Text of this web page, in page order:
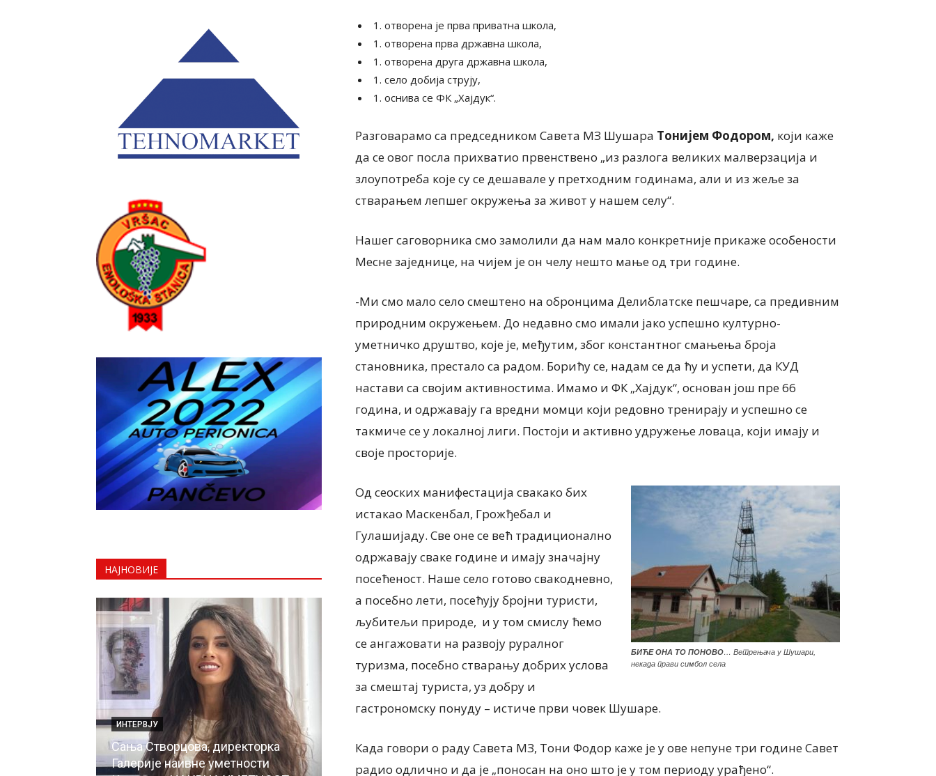
отворена је прва приватна школа,
отворена прва државна школа,
отворена друга државна школа,
село добија струју,
оснива се ФК „Хајдук“.
Разговарамо са председником Савета МЗ Шушара Тонијем Фодором, који каже
да се овог посла прихватио првенствено „из разлога великих малверзација и
злоупотреба које су се дешавале у претходним годинама, али и из жеље за
стварањем лепшег окружења за живот у нашем селу“.
Нашег саговорника смо замолили да нам мало конкретније прикаже особености
Месне заједнице, на чијем је он челу нешто мање од три године.
-Ми смо мало село смештено на обронцима Делиблатске пешчаре, са предивним
природним окружењем. До недавно смо имали јако успешно културно-
уметничко друштво, које је, међутим, због константног смањења броја
становника, престало са радом. Борићу се, надам се да ћу и успети, да КУД
настави са својим активностима. Имамо и ФК „Хајдук“, основан још пре 66
година, и одржавају га вредни момци који редовно тренирају и успешно се
такмиче се у локалној лиги. Постоји и активно удружење ловаца, који имају и
своје просторије.
БИЋЕ ОНА ТО ПОНОВО… Ветрењача у Шушари,
некада прави симбол села
Од сеоских манифестација свакако бих
истакао Маскенбал, Грожђебал и
Гулашијаду. Све оне се већ традиционално
одржавају сваке године и имају значајну
посећеност. Наше село готово свакодневно,
а посебно лети, посећују бројни туристи,
љубитељи природе, и у том смислу ћемо
се ангажовати на развоју руралног
туризма, посебно стварању добрих услова
за смештај туриста, уз добру и
гастрономску понуду – истиче први човек Шушаре.
Када говори о раду Савета МЗ, Тони Фодор каже је у ове непуне три године Савет
радио одлично и да је „поносан на оно што је у том периоду урађено“.
НАЈНОВИЈЕ
ИНТЕРВЈУ
Сања Створцова, директорка
Галерије наивне уметности
Почели радови на изградњи
водовода до Банатског Новог
Јелка Ђорђевић, председница